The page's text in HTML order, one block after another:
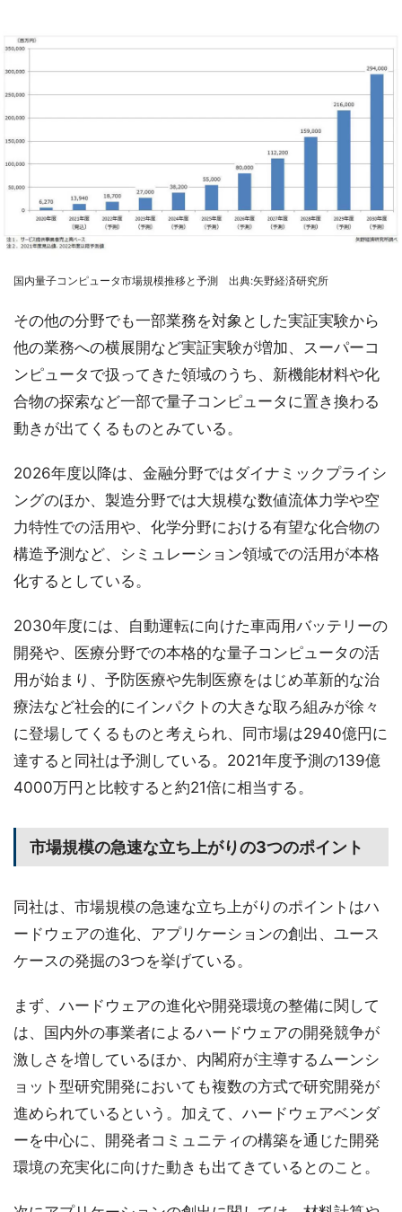
国内量子コンピュータ市場規模推移と予測 出典:矢野経済研究所
その他の分野でも一部業務を対象とした実証実験から
他の業務への横展開など実証実験が増加、スーパーコ
ンピュータで扱ってきた領域のうち、新機能材料や化
合物の探索など一部で量子コンピュータに置き換わる
動きが出てくるものとみている。
2026年度以降は、金融分野ではダイナミックプライシ
ングのほか、製造分野では大規模な数値流体力学や空
力特性での活用や、化学分野における有望な化合物の
構造予測など、シミュレーション領域での活用が本格
化するとしている。
2030年度には、自動運転に向けた車両用バッテリーの
開発や、医療分野での本格的な量子コンピュータの活
用が始まり、予防医療や先制医療をはじめ革新的な治
療法など社会的にインパクトの大きな取ろ組みが徐々
に登場してくるものと考えられ、同市場は2940億円に
達すると同社は予測している。2021年度予測の139億
4000万円と比較すると約21倍に相当する。
市場規模の急速な立ち上がりの3つのポイント
同社は、市場規模の急速な立ち上がりのポイントはハ
ードウェアの進化、アプリケーションの創出、ユース
ケースの発掘の3つを挙げている。
まず、ハードウェアの進化や開発環境の整備に関して
は、国内外の事業者によるハードウェアの開発競争が
激しさを増しているほか、内閣府が主導するムーンシ
ョット型研究開発においても複数の方式で研究開発が
進められているという。加えて、ハードウェアベンダ
ーを中心に、開発者コミュニティの構築を通じた開発
環境の充実化に向けた動きも出てきているとのこと。